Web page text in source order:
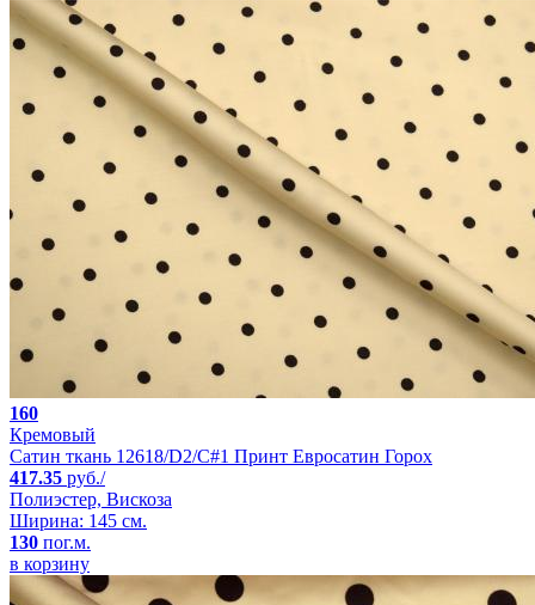
160
Кремовый
Сатин ткань 12618/D2/C#1 Принт Евросатин Горох
417.35 руб./
Полиэстер, Вискоза
Ширина: 145 см.
130 пог.м.
в корзину